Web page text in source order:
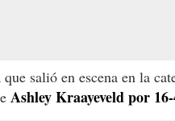
salió en escena en la
Ashley Kraayeveld por